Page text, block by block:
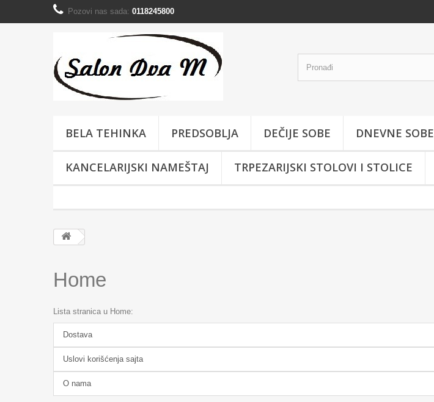
Pozovi nas sada: 0118245800
BELA TEHINKA PREDSOBLJA DEČIJE SOBE DNEVNE SOBE
KANCELARIJSKI NAMEŠTAJ TRPEZARIJSKI STOLOVI I STOLICE
Home
Lista stranica u Home:
Dostava
Uslovi korišćenja sajta
O nama